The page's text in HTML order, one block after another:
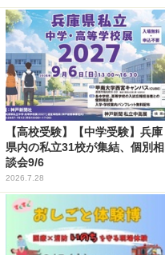
【高校受験】【中学受験】兵庫
県内の私立31校が集結、個別相
談会9/6
2026.7.28